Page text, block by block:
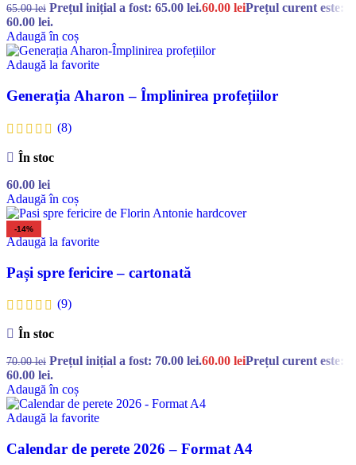
65.00lei Prețul inițial a fost: 65.00 lei.60.00 leiPrețul curent este:
60.00 lei.
Adaugă în coș
Adaugă la favorite
Generația Aharon – Împlinirea profețiilor
(8)
În stoc
60.00 lei
Adaugă în coș
-14%
Adaugă la favorite
Pași spre fericire – cartonată
(9)
În stoc
70.00lei Prețul inițial a fost: 70.00 lei.60.00 leiPrețul curent este:
60.00 lei.
Adaugă în coș
Adaugă la favorite
Calendar de perete 2026 – Format A4